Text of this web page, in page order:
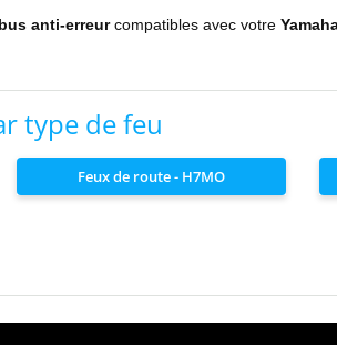
anti-erreurcompatibles avec votre
type de feu
Feux de route - H7MO